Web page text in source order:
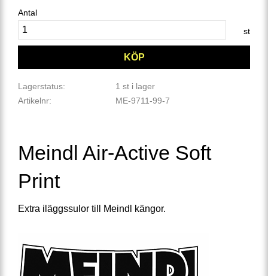
Antal
st
KÖP
Lagerstatus
1 st i lager
Artikelnr
ME-9711-99-7
Meindl Air-Active Soft
Print
Extra iläggssulor till Meindl kängor.